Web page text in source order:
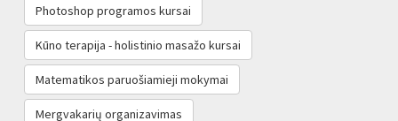
Photoshop programos kursai
Kūno terapija - holistinio masažo kursai
Matematikos paruošiamieji mokymai
Mergvakarių organizavimas